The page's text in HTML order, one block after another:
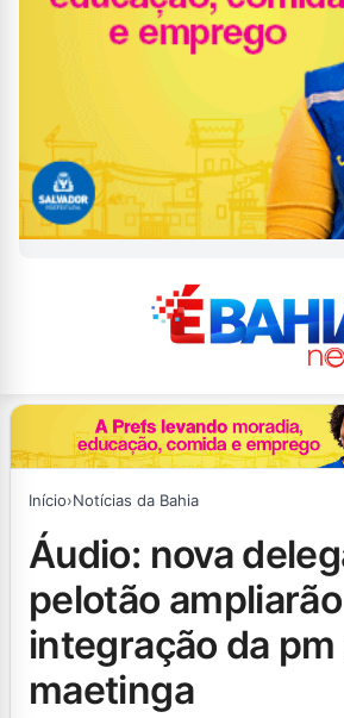
Início›Notícias da Bahia
áudio: nova delegacia e
pelotão ampliarão
integração da pm
maetinga